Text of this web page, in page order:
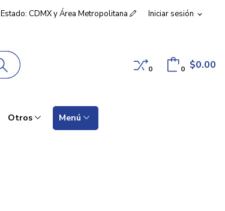
Iniciar sesión expand_more
Estado: CDMX y Área Metropolitana
0 $0.00
0
Otros Menú